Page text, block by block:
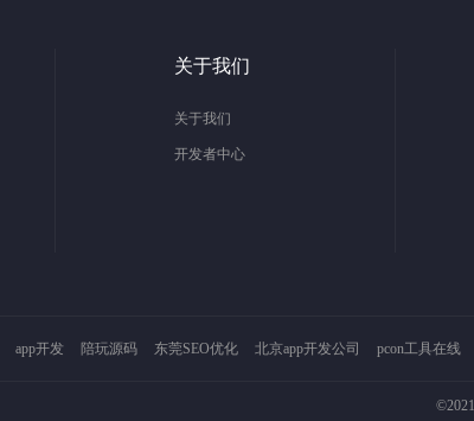
关于我们
关于我们
开发者中心
app开发 陪玩源码 东莞SEO优化 北京app开发公司 pcon工具在线